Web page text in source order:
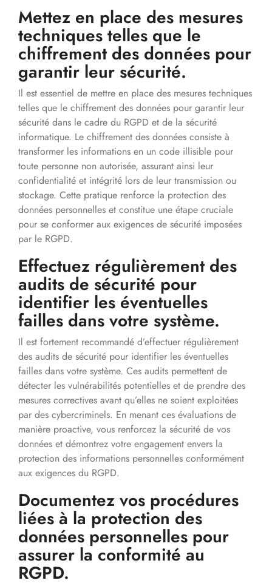
Mettez en place des mesures
techniques telles que le
chiffrement des données pour
garantir leur sécurité.
Il est essentiel de mettre en place des mesures techniques
telles que le chiffrement des données pour garantir leur
sécurité dans le cadre du RGPD et de la sécurité
informatique. Le chiffrement des données consiste à
transformer les informations en un code illisible pour
toute personne non autorisée, assurant ainsi leur
confidentialité et intégrité lors de leur transmission ou
stockage. Cette pratique renforce la protection des
données personnelles et constitue une étape cruciale
pour se conformer aux exigences de sécurité imposées
par le RGPD.
Effectuez régulièrement des
audits de sécurité pour
identifier les éventuelles
failles dans votre système.
Il est fortement recommandé d’effectuer régulièrement
des audits de sécurité pour identifier les éventuelles
failles dans votre système. Ces audits permettent de
détecter les vulnérabilités potentielles et de prendre des
mesures correctives avant qu’elles ne soient exploitées
par des cybercriminels. En menant ces évaluations de
manière proactive, vous renforcez la sécurité de vos
données et démontrez votre engagement envers la
protection des informations personnelles conformément
aux exigences du RGPD.
Documentez vos procédures
liées à la protection des
données personnelles pour
assurer la conformité au
RGPD.